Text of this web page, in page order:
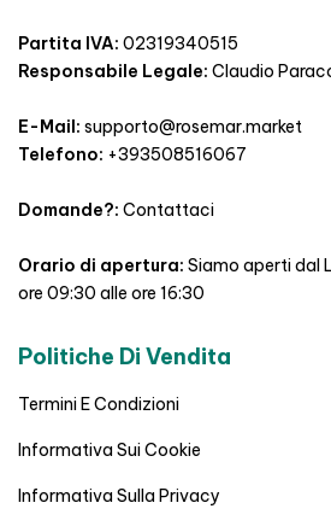
Partita IVA: 02319340515
Responsabile Legale: Claudio
E-Mail: supporto@rosemar.market
Telefono: +393508516067
Domande?: Contattaci
Orario di apertura: Siamo aperti dal
ore 09:30 alle ore 16:30
Politiche Di Vendita
Termini E Condizioni
Informativa Sui Cookie
Informativa Sulla Privacy